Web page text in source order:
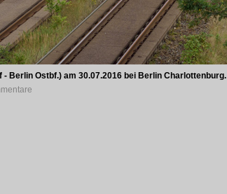
- Berlin Ostbf.) am 30.07.2016 bei Berlin Charlottenburg.